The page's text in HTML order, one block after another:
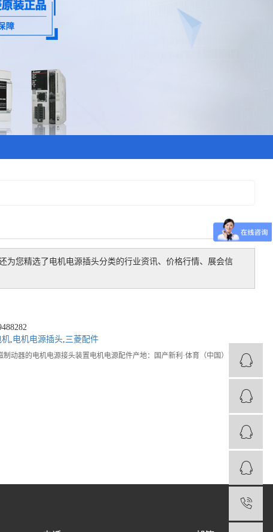
为您精选了 电机电源插头分类的行业资讯、价格行情、展会信
机,电机电源插头,三菱配件
动器的电机电源接头装置电机电源配件产地：国产新利·体育（中国）官方网